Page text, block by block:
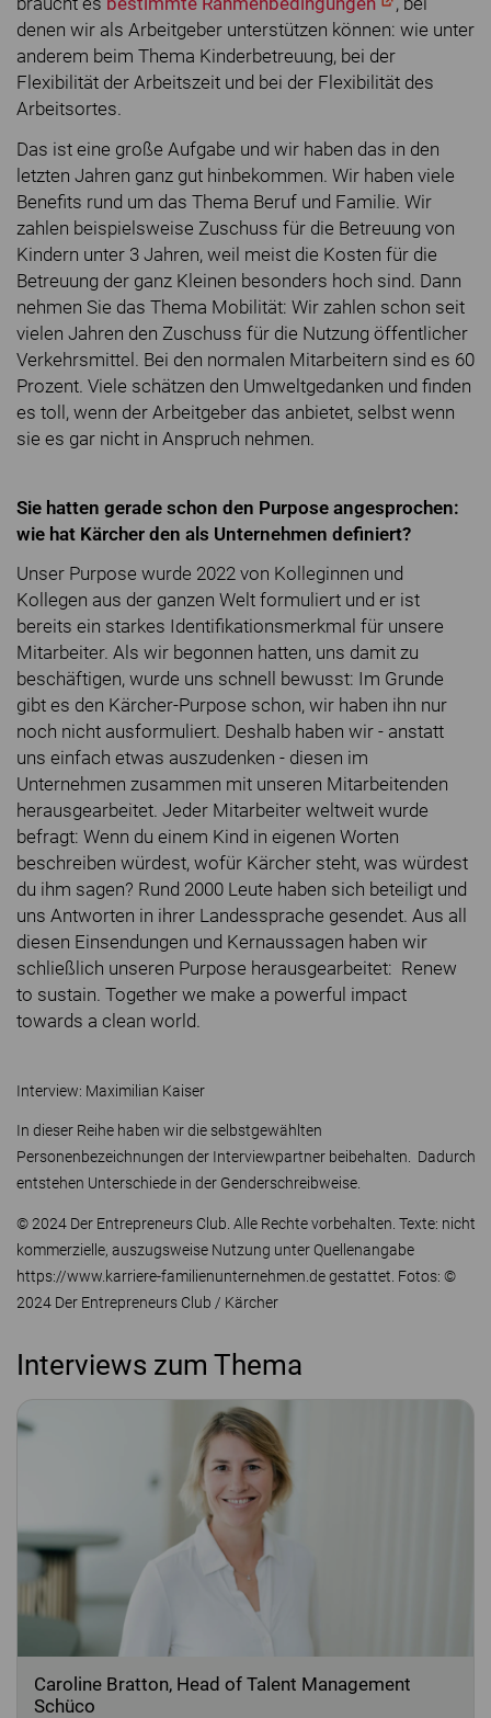
denen wir als Arbeitgeber unterstützen können: wie unter
anderem beim Thema Kinderbetreuung, bei der
Flexibilität der Arbeitszeit und bei der Flexibilität des
Arbeitsortes.
Das ist eine große Aufgabe und wir haben das in den
letzten Jahren ganz gut hinbekommen. Wir haben viele
Benefits rund um das Thema Beruf und Familie. Wir
zahlen beispielsweise Zuschuss für die Betreuung von
Kindern unter 3 Jahren, weil meist die Kosten für die
Betreuung der ganz Kleinen besonders hoch sind. Dann
nehmen Sie das Thema Mobilität: Wir zahlen schon seit
vielen Jahren den Zuschuss für die Nutzung öffentlicher
Verkehrsmittel. Bei den normalen Mitarbeitern sind es 60
Prozent. Viele schätzen den Umweltgedanken und finden
es toll, wenn der Arbeitgeber das anbietet, selbst wenn
sie es gar nicht in Anspruch nehmen.
Sie hatten gerade schon den Purpose angesprochen:
wie hat Kärcher den als Unternehmen definiert?
Unser Purpose wurde 2022 von Kolleginnen und
Kollegen aus der ganzen Welt formuliert und er ist
bereits ein starkes Identifikationsmerkmal für unsere
Mitarbeiter. Als wir begonnen hatten, uns damit zu
beschäftigen, wurde uns schnell bewusst: Im Grunde
gibt es den Kärcher-Purpose schon, wir haben ihn nur
noch nicht ausformuliert. Deshalb haben wir - anstatt
uns einfach etwas auszudenken - diesen im
Unternehmen zusammen mit unseren Mitarbeitenden
herausgearbeitet. Jeder Mitarbeiter weltweit wurde
befragt: Wenn du einem Kind in eigenen Worten
beschreiben würdest, wofür Kärcher steht, was würdest
du ihm sagen? Rund 2000 Leute haben sich beteiligt und
uns Antworten in ihrer Landessprache gesendet. Aus all
diesen Einsendungen und Kernaussagen haben wir
schließlich unseren Purpose herausgearbeitet: Renew
to sustain. Together we make a powerful impact
towards a clean world.
Interview: Maximilian Kaiser
In dieser Reihe haben wir die selbstgewählten
Personenbezeichnungen der Interviewpartner beibehalten. Dadurch
entstehen Unterschiede in der Genderschreibweise.
© 2024 Der Entrepreneurs Club. Alle Rechte vorbehalten. Texte: nicht
kommerzielle, auszugsweise Nutzung unter Quellenangabe
https://www.karriere-familienunternehmen.de gestattet. Fotos: ©
2024 Der Entrepreneurs Club / Kärcher
Interviews zum Thema
Caroline Bratton, Head of Talent Management
Schüco